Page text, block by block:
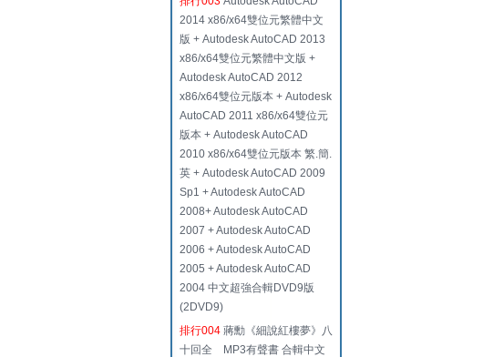
2014 x86/x64雙位元繁體中文
版 + Autodesk AutoCAD 2013
x86/x64雙位元繁體中文版 +
Autodesk AutoCAD 2012
x86/x64雙位元版本 + Autodesk
AutoCAD 2011 x86/x64雙位元
版本 + Autodesk AutoCAD
2010 x86/x64雙位元版本 繁.簡.
英 + Autodesk AutoCAD 2009
Sp1 + Autodesk AutoCAD
2008+ Autodesk AutoCAD
2007 + Autodesk AutoCAD
2006 + Autodesk AutoCAD
2005 + Autodesk AutoCAD
2004 中文超強合輯DVD9版
(2DVD9)
排行004 蔣勳《細說紅樓夢》八
十回全 MP3有聲書 合輯中文